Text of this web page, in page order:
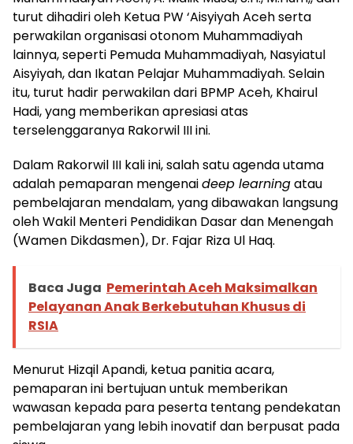
turut dihadiri oleh Ketua PW ‘Aisyiyah Aceh serta
perwakilan organisasi otonom Muhammadiyah
lainnya, seperti Pemuda Muhammadiyah, Nasyiatul
Aisyiyah, dan Ikatan Pelajar Muhammadiyah. Selain
itu, turut hadir perwakilan dari BPMP Aceh, Khairul
Hadi, yang memberikan apresiasi atas
terselenggaranya Rakorwil III ini.
Dalam Rakorwil III kali ini, salah satu agenda utama
adalah pemaparan mengenaideep learningatau
pembelajaran mendalam, yang dibawakan langsung
oleh Wakil Menteri Pendidikan Dasar dan Menengah
(Wamen Dikdasmen), Dr. Fajar Riza Ul Haq.
Baca Juga Pemerintah Aceh Maksimalkan
Pelayanan Anak Berkebutuhan Khusus di
RSIA
Menurut Hizqil Apandi, ketua panitia acara,
pemaparan ini bertujuan untuk memberikan
wawasan kepada para peserta tentang pendekatan
pembelajaran yang lebih inovatif dan berpusat pada